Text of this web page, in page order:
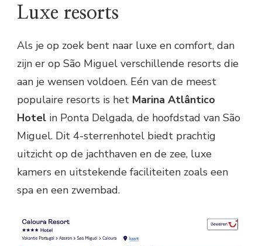
Luxe resorts
Als je op zoek bent naar luxe en comfort, dan
zijn er op São Miguel verschillende resorts die
aan je wensen voldoen. Eén van de meest
populaire resorts is het Marina Atlântico
Hotel in Ponta Delgada, de hoofdstad van São
Miguel. Dit 4-sterrenhotel biedt prachtig
uitzicht op de jachthaven en de zee, luxe
kamers en uitstekende faciliteiten zoals een
spa en een zwembad.